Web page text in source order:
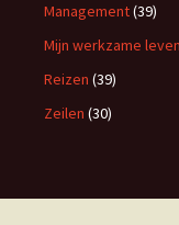
Management(39)
Mijn werkzame leven
Reizen (39)
Zeilen (30)